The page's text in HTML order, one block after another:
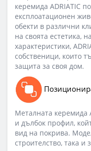
керемида ADRIATIC
експлоатационен
обекти в различни
на своята естетика,
характеристики,
собственици, които
защита за своя дом.
Металната керемида
и дълбок профил,
вид на покрива.
строителство, така и